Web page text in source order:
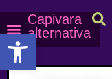
Capivara
alternativa
Abrir a